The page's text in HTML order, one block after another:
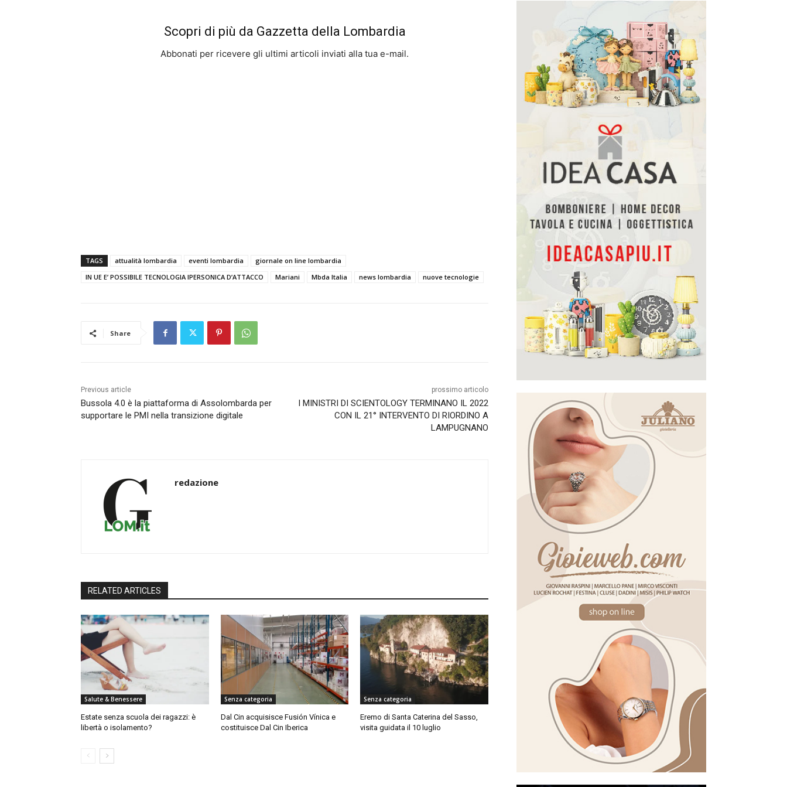
Scopri di più da Gazzetta della Lombardia
Abbonati per ricevere gli ultimi articoli inviati alla tua e-mail.
TAGS attualità lombardia eventi lombardia
giornale on line lombardia
IN UE E’ POSSIBILE TECNOLOGIA IPERSONICA D’ATTACCO
Mariani Mbda Italia news lombardia nuove tecnologie
Share
Previous article
Bussola 4.0 è la piattaforma di Assolombarda per
supportare le PMI nella transizione digitale
prossimo articolo
I MINISTRI DI SCIENTOLOGY TERMINANO IL 2022
CON IL 21° INTERVENTO DI RIORDINO A
LAMPUGNANO
redazione
RELATED ARTICLES
Salute & Benessere
Estate senza scuola dei ragazzi: è
libertà o isolamento?
Senza categoria
Dal Cin acquisisce Fusión Vínica e
costituisce Dal Cin Iberica
Senza categoria
Eremo di Santa Caterina del Sasso,
visita guidata il 10 luglio